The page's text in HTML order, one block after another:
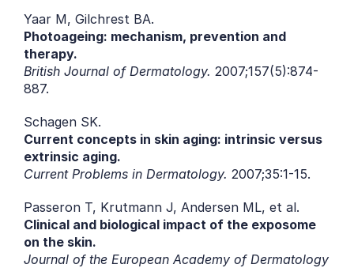
Yaar M, Gilchrest BA.
Photoageing: mechanism, prevention and
therapy.
British Journal of Dermatology. 2007;157(5):874-
887.
Schagen SK.
Current concepts in skin aging: intrinsic versus
extrinsic aging.
Current Problems in Dermatology. 2007;35:1-15.
Passeron T, Krutmann J, Andersen ML, et al.
Clinical and biological impact of the exposome
on the skin.
Journal of the European Academy of Dermatology